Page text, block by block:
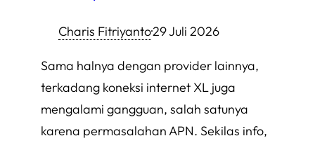
Charis Fitriyanto·29 Juli 2026
Sama halnya dengan provider lainnya,
terkadang koneksi internet XL juga
mengalami gangguan, salah satunya
karena permasalahan APN. Sekilas info,